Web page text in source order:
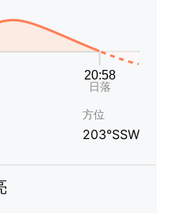
方位
203°SSW